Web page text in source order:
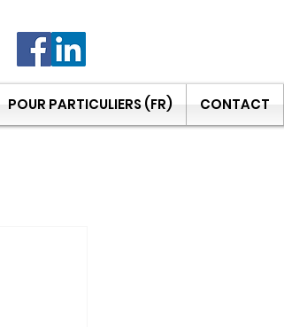
POUR PARTICULIERS (FR) CONTACT